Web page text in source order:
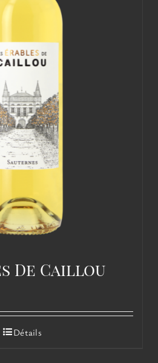
De Caillou
Détails